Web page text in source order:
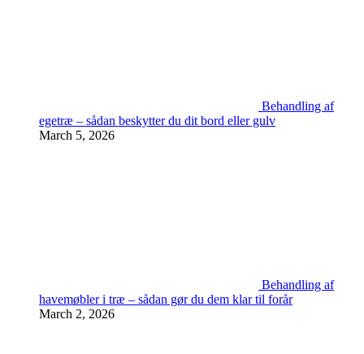
Behandling af
egetræ – sådan beskytter du dit bord eller gulv
March 5, 2026
Behandling af
havemøbler i træ – sådan gør du dem klar til forår
March 2, 2026